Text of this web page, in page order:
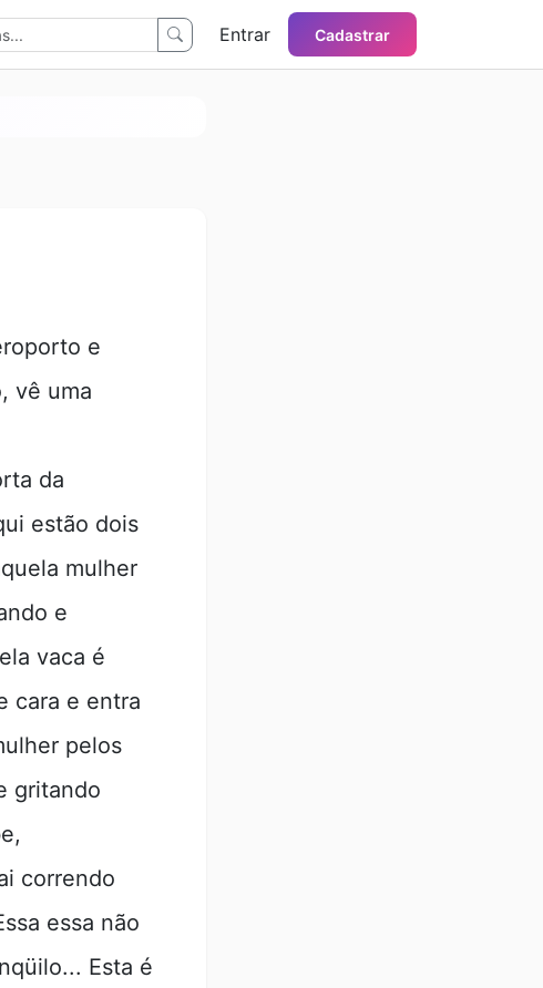
Entrar Cadastrar
e
vê uma
da
estão dois
mulher
e
vaca é
cara e entra
pelos
gritando
correndo
essa não
Esta é